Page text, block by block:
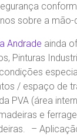
sobre a mão-
Andrade ainda
Pinturas
/ espaço de
PVA (área
e
–